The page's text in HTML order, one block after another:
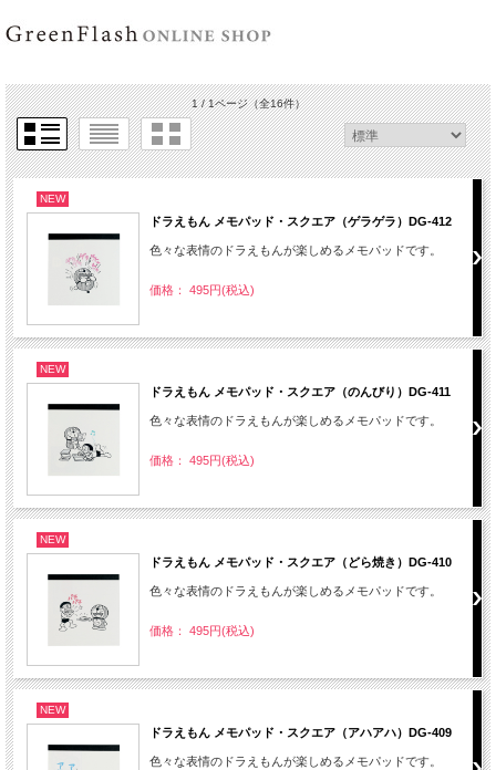
1 / 1ページ（全16件）
NEW
ドラえもん メモパッド・スクエア（ゲラゲラ）DG-412
色々な表情のドラえもんが楽しめるメモパッドです。
価格： 495円(税込)
NEW
ドラえもん メモパッド・スクエア（のんびり）DG-411
色々な表情のドラえもんが楽しめるメモパッドです。
価格： 495円(税込)
NEW
ドラえもん メモパッド・スクエア（どら焼き）DG-410
色々な表情のドラえもんが楽しめるメモパッドです。
価格： 495円(税込)
NEW
ドラえもん メモパッド・スクエア（アハアハ）DG-409
色々な表情のドラえもんが楽しめるメモパッドです。